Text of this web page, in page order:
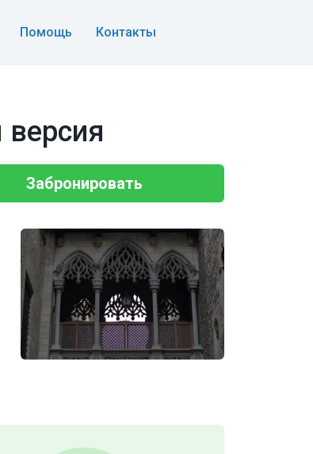
Помощь Контакты
Забронировать